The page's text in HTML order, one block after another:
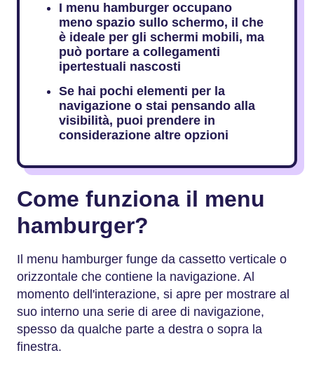
I menu hamburger occupano
meno spazio sullo schermo, il che
è ideale per gli schermi mobili, ma
può portare a collegamenti
ipertestuali nascosti
Se hai pochi elementi per la
navigazione o stai pensando alla
visibilità, puoi prendere in
considerazione altre opzioni
Come funziona il menu
hamburger?
Il menu hamburger funge da cassetto verticale o
orizzontale che contiene la navigazione. Al
momento dell'interazione, si apre per mostrare al
suo interno una serie di aree di navigazione,
spesso da qualche parte a destra o sopra la
finestra.